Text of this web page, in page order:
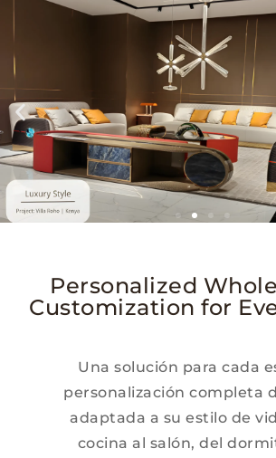
Personalized
Customization for
Una solución para cada
personalización completa
adaptada a su estilo de
cocina al salón, del